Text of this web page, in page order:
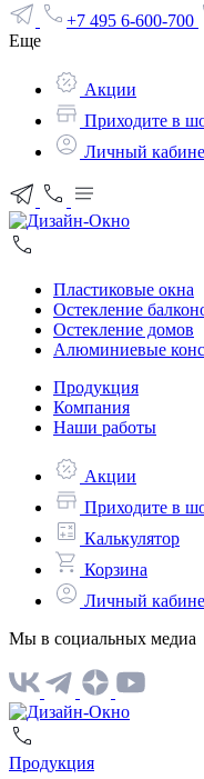
+7 495 6-600-700
Еще
Акции
Приходите в
Личный
Пластиковые окна
Остекление
Остекление домов
Алюминиевые
Продукция
Компания
Наши работы
Акции
Приходите в
Калькулятор
Корзина
Личный
Мы в социальных медиа
Продукция